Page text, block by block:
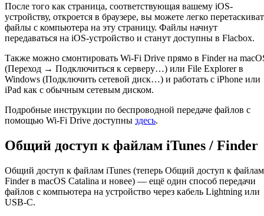
После того как страница, соответствующая вашему iOS-
устройству, откроется в браузере, вы можете легко
файлы с компьютера на эту страницу. Файлы начнут
передаваться на iOS-устройство и станут доступны в Flacbox.
Также можно смонтировать Wi-Fi Drive прямо в Finder на
(Переход → Подключиться к серверу…) или File Explorer в
Windows (Подключить сетевой диск…) и работать с iPhone или
iPad как с обычным сетевым диском.
Подробные инструкции по беспроводной передаче файлов с
помощью Wi-Fi Drive доступны здесь.
Общий доступ к файлам iTunes / Finder
Общий доступ к файлам iTunes (теперь Общий доступ к файлам
Finder в macOS Catalina и новее) — ещё один способ передачи
файлов с компьютера на устройство через кабель Lightning или
USB-C.